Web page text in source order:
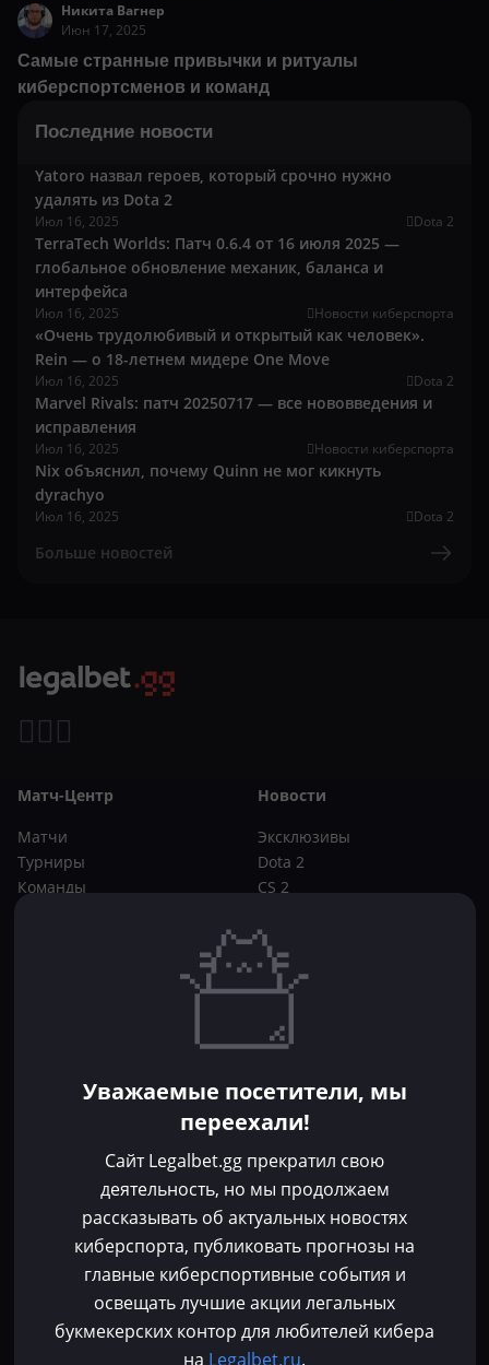
Никита Вагнер
Июн 17, 2025
Самые странные привычки и ритуалы
киберспортсменов и команд
Последние новости
Yatoro назвал героев, который срочно нужно
удалять из Dota 2
Июл 16, 2025 Dota 2
TerraTech Worlds: Патч 0.6.4 от 16 июля 2025 —
глобальное обновление механик, баланса и
интерфейса
Июл 16, 2025 Новости киберспорта
«Очень трудолюбивый и открытый как человек».
Rein — о 18-летнем мидере One Move
Июл 16, 2025 Dota 2
Marvel Rivals: патч 20250717 — все нововведения и
исправления
Июл 16, 2025 Новости киберспорта
Nix объяснил, почему Quinn не мог кикнуть
dyrachyo
Июл 16, 2025 Dota 2
Больше новостей
Матч-Центр
Матчи
Турниры
Команды
Новости
Эксклюзивы
Dota 2
CS 2
Букмекеры
CS 2
Фрибеты
Без депозита
Контакты
Пользовательское соглашение
Политика конфиденциальности
Политика в отношении файлов cookie
Согласие на обработку персональных данных
Уважаемые посетители, мы
переехали!
Сайт Legalbet.gg прекратил свою
деятельность, но мы продолжаем
рассказывать об актуальных новостях
киберспорта, публиковать прогнозы на
главные киберспортивные события и
освещать лучшие акции легальных
букмекерских контор для любителей кибера
на Legalbet.ru.